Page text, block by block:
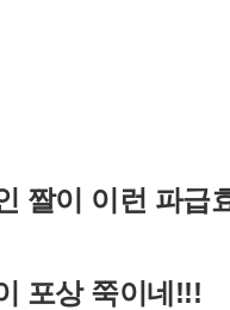
짤이 이런 파급
포상 쭉이네!!!